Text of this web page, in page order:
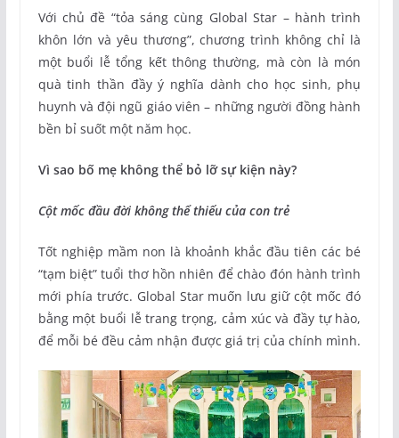
Với chủ đề “tỏa sáng cùng Global Star – hành trình
khôn lớn và yêu thương”, chương trình không chỉ là
một buổi lễ tổng kết thông thường, mà còn là món
quà tinh thần đầy ý nghĩa dành cho học sinh, phụ
huynh và đội ngũ giáo viên – những người đồng hành
bền bỉ suốt một năm học.
Vì sao bố mẹ không thể bỏ lỡ sự kiện này?
Cột mốc đầu đời không thể thiếu của con trẻ
Tốt nghiệp mầm non là khoảnh khắc đầu tiên các bé
“tạm biệt” tuổi thơ hồn nhiên để chào đón hành trình
mới phía trước. Global Star muốn lưu giữ cột mốc đó
bằng một buổi lễ trang trọng, cảm xúc và đầy tự hào,
để mỗi bé đều cảm nhận được giá trị của chính mình.